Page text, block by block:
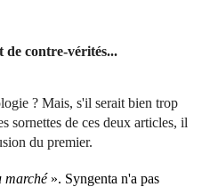
contre-vérités...
? Mais, s'il serait bien trop
sornettes de ces deux articles, il
du premier.
marché». Syngenta n'a pas